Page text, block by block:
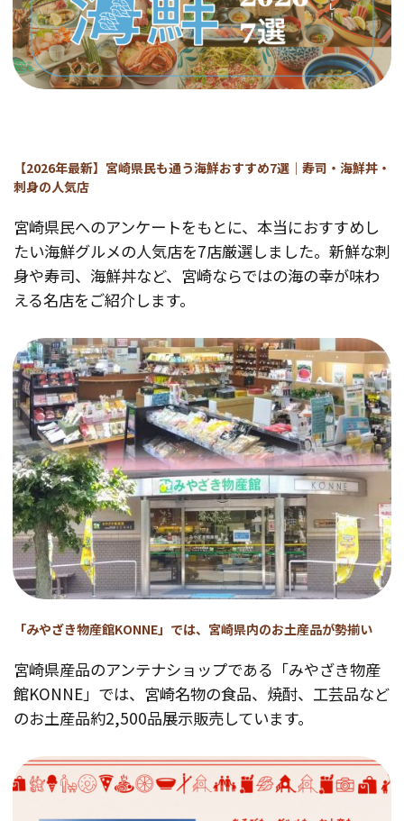
【2026年最新】宮崎県民も通う海鮮おすすめ7選｜寿司・海鮮丼・
刺身の人気店
宮崎県民へのアンケートをもとに、本当におすすめし
たい海鮮グルメの人気店を7店厳選しました。新鮮な刺
身や寿司、海鮮丼など、宮崎ならではの海の幸が味わ
える名店をご紹介します。
「みやざき物産館KONNE」では、宮崎県内のお土産品が勢揃い
宮崎県産品のアンテナショップである「みやざき物産
館KONNE」では、宮崎名物の食品、焼酎、工芸品など
のお土産品約2,500品展示販売しています。